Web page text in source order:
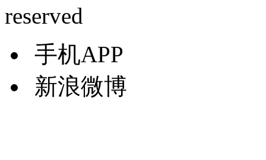
reserved
手机APP
新浪微博